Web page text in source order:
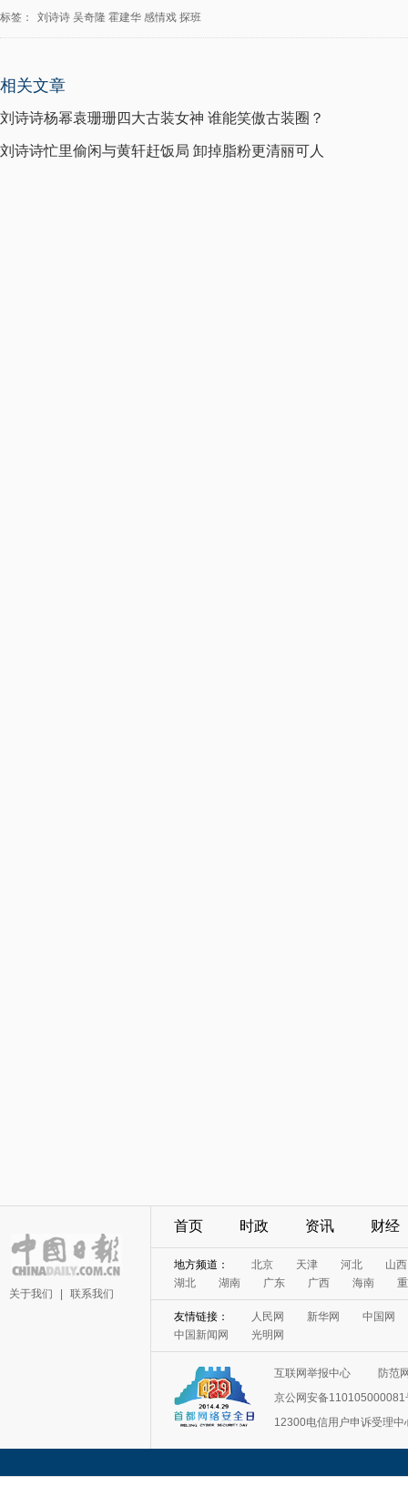
标签： 刘诗诗 吴奇隆 霍建华 感情戏 探班
相关文章
刘诗诗杨幂袁珊珊四大古装女神 谁能笑傲古装圈？
刘诗诗忙里偷闲与黄轩赶饭局 卸掉脂粉更清丽可人
关于我们 联系我们
首页 时政 资讯 财经
地方频道： 北京 天津 河北
山西
湖北
湖南 广东 广西 海南
友情链接： 人民网 新华网
中国网
中国新闻网
光明网
互联网举报中心
防范
京公网安备110105000081
12300电信用户申诉受理中